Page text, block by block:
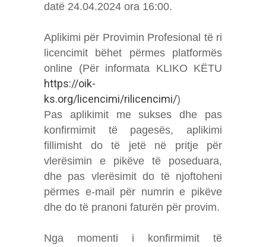
datë 24.04.2024 ora 16:00.
Aplikimi për Provimin Profesional të ri
licencimit bëhet përmes platformës
online (Për informata KLIKO KËTU
https://oik-
ks.org/licencimi/rilicencimi/)
Pas aplikimit me sukses dhe pas
konfirmimit të pagesës, aplikimi
fillimisht do të jetë në pritje për
vlerësimin e pikëve të poseduara,
dhe pas vlerësimit do të njoftoheni
përmes e-mail për numrin e pikëve
dhe do të pranoni faturën për provim.
Nga momenti i konfirmimit të